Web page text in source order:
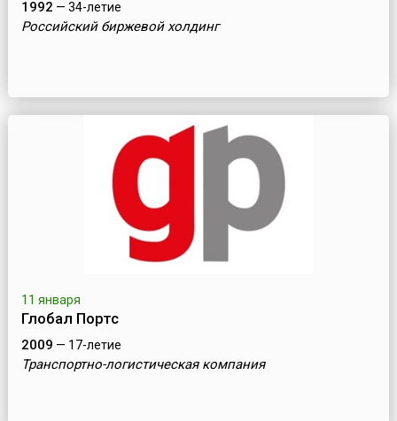
1992 — 34-летие
Российский биржевой холдинг
11 января
Глобал Портс
2009 — 17-летие
Транспортно-логистическая компания